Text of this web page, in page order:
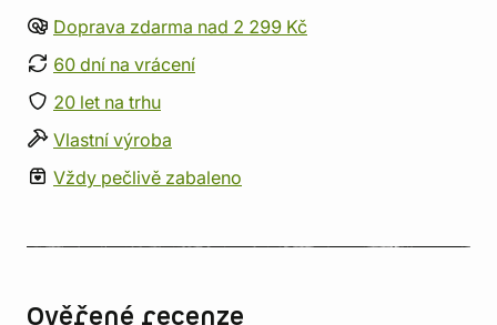
Doprava zdarma nad 2 299 Kč
60 dní na vrácení
20 let na trhu
Vlastní výroba
Vždy pečlivě zabaleno
Ověřené recenze